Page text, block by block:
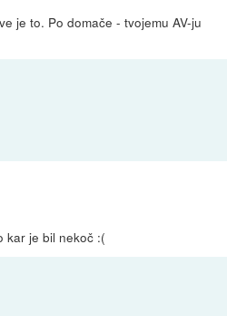
je to. Po domače - tvojemu AV-ju
kar je bil nekoč :(